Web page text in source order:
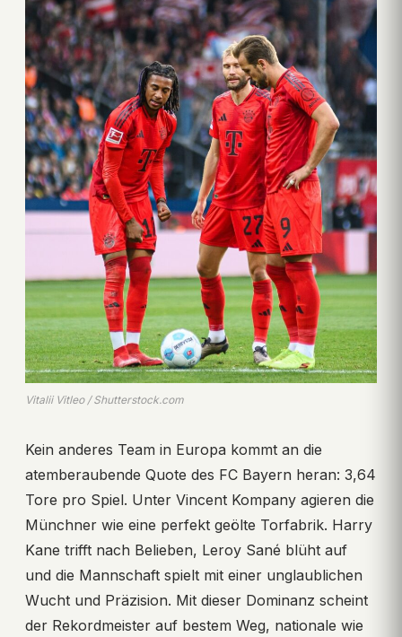
Vitalii Vitleo / Shutterstock.com
Kein anderes Team in Europa kommt an die
atemberaubende Quote des FC Bayern heran: 3,64
Tore pro Spiel. Unter Vincent Kompany agieren die
Münchner wie eine perfekt geölte Torfabrik. Harry
Kane trifft nach Belieben, Leroy Sané blüht auf
und die Mannschaft spielt mit einer unglaublichen
Wucht und Präzision. Mit dieser Dominanz scheint
der Rekordmeister auf bestem Weg, nationale wie